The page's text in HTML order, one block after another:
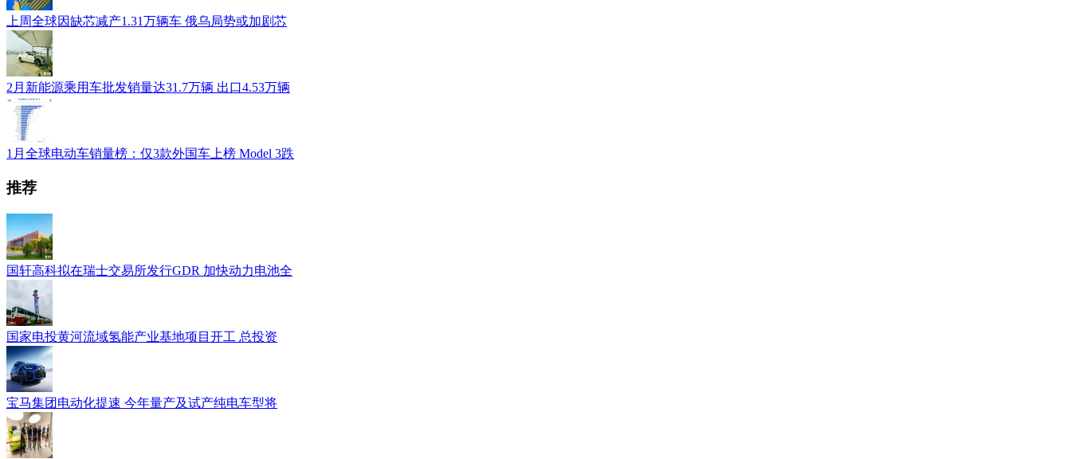
上周全球因缺芯减产1.31万辆车 俄乌局势或加剧芯
2月新能源乘用车批发销量达31.7万辆 出口4.53万辆
1月全球电动车销量榜：仅3款外国车上榜 Model 3跌
推荐
国轩高科拟在瑞士交易所发行GDR 加快动力电池全
国家电投黄河流域氢能产业基地项目开工 总投资
宝马集团电动化提速 今年量产及试产纯电车型将